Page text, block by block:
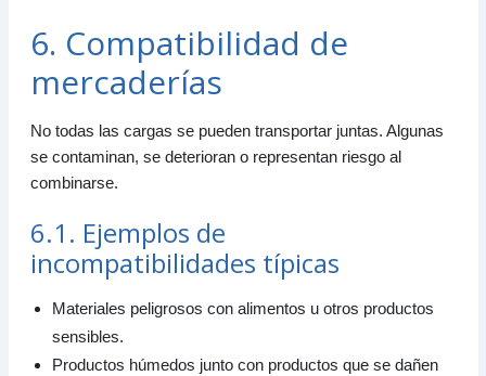
6. Compatibilidad de
mercaderías
No todas las cargas se pueden transportar juntas. Algunas
se contaminan, se deterioran o representan riesgo al
combinarse.
6.1. Ejemplos de
incompatibilidades típicas
Materiales peligrosos con alimentos u otros productos
sensibles.
Productos húmedos junto con productos que se dañen